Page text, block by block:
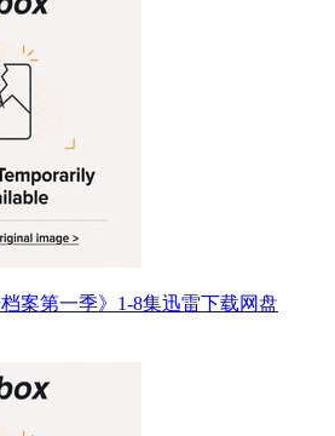
案第一季》1-8集迅雷下载网盘